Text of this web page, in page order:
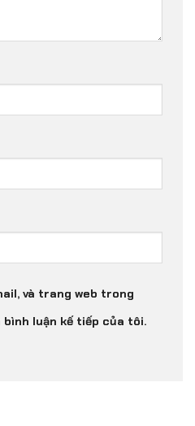
và trang web trong
luận kế tiếp của tôi.